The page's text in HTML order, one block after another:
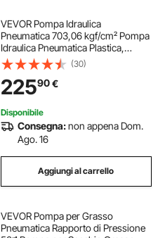
VEVOR Pompa Idraulica
Pneumatica 703,06 kgf/cm² Pompa
Idraulica Pneumatica Plastica,
Attuatore di Controllo Remoto,
Serbatoio 2,3 L Uscita Olio NPT
16,66 mm Ingresso NPT 13,7 mm
per Pressa Idraulica
(30)
22590€
Disponibile
Consegna:non appena Dom.
Ago. 16
Aggiungi al carrello
VEVOR Pompa per Grasso
Pneumatica Rapporto di Pressione